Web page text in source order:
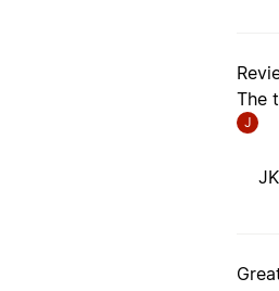
The
J